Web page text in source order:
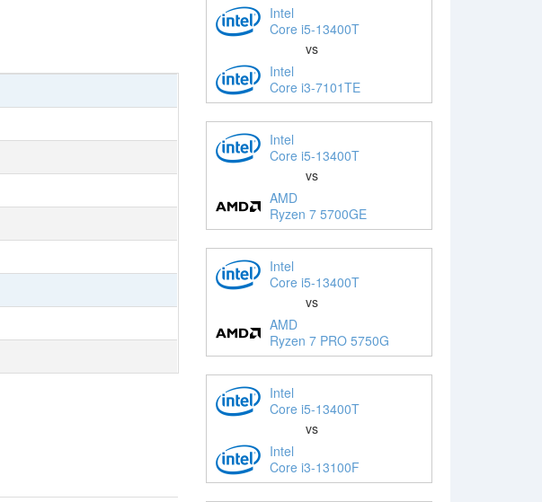
Intel
Core i5-13400T
vs
Intel
Core i3-7101TE
Intel
Core i5-13400T
vs
AMD
Ryzen 7 5700GE
Intel
Core i5-13400T
vs
AMD
Ryzen 7 PRO 5750G
Intel
Core i5-13400T
vs
Intel
Core i3-13100F